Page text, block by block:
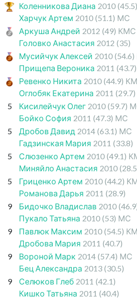
Коленникова Диана 2010 (45.5)
Харчук Артем 2010 (51.1) МС
Аркуша Андрей 2012 (49) КМС
Головко Анастасия 2012 (35)
Мусийчук Алексей 2010 (54.6)
Прищепа Вероника 2011 (43.7)
Ревенко Никита 2010 (44.9)
Оглобяк Екатерина 2011 (29.7)
5
Кисилейчук Олег 2010 (59.7)
Бойко София 2011 (47.3) МС
5
Дробов Давид 2014 (63.1) МС
Гадзинская Мария 2011 (33.8)
5
Слюзенко Артем 2010 (49.1)
Миняйло Анастасия 2010
5
Гриценко Артем 2010 (44.2)
Романова Дарья 2011 (28.9)
9
Бидочко Владислав 2010
Пукало Татьяна 2010 (53) МС
9
Павлюк Максим 2010 (54.5)
Дробова Мария 2011 (40.7)
9
Вороной Марк 2014 (57.4) МС
Бец Александра 2013 (30.5)
9
Селюков Глеб 2011 (42.1)
Кишко Татьяна 2011 (40.4)